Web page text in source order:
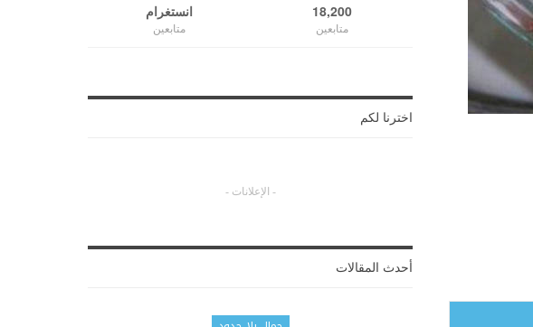
18,200
متابعين
انستغرام
متابعين
اخترنا لكم
- الإعلانات -
أحدث المقالات